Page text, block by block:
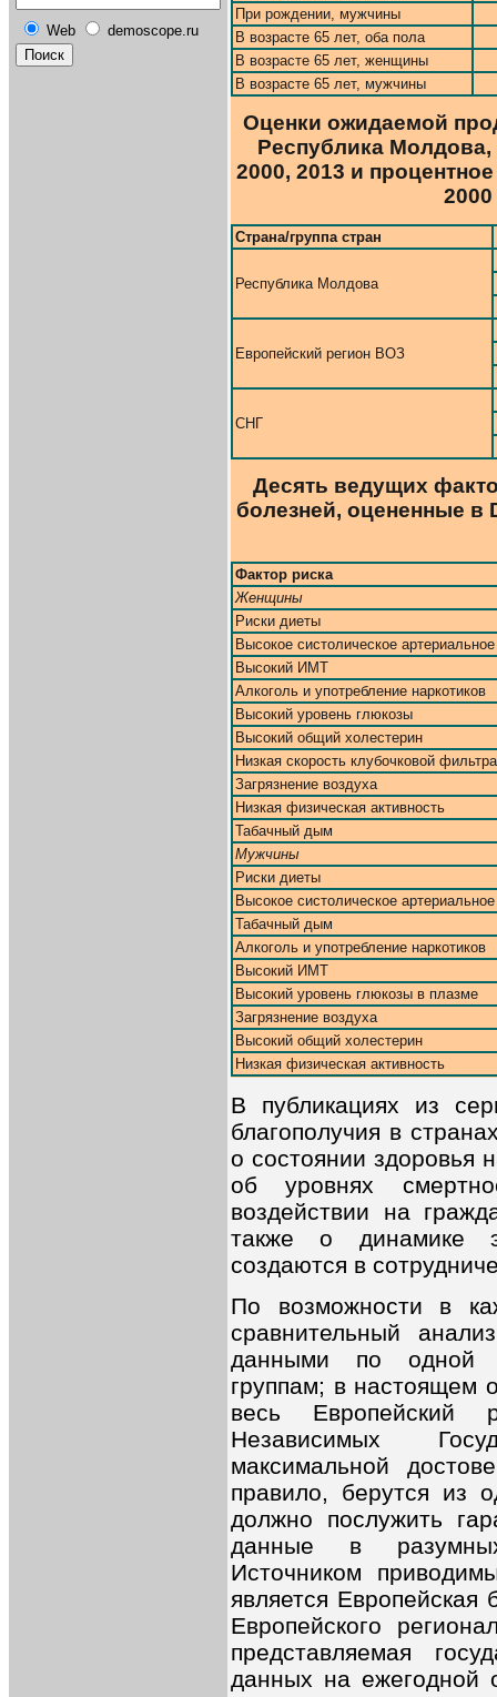
Web demoscope.ru
При рождении, мужчины
В возрасте 65 лет, оба пола
В возрасте 65 лет, женщины
В возрасте 65 лет, мужчины
Оценки ожидаемой
Республика
2000, 2013 и
Страна/группа стран
Республика Молдова
Европейский регион ВОЗ
СНГ
Десять ведущих
болезней, оцененные в
Фактор риска
Женщины
Риски диеты
Высокое систолическое
Высокий ИМТ
Алкоголь и употребление наркотиков
Высокий уровень глюкозы
Высокий общий холестерин
Низкая скорость клубочковой
Загрязнение воздуха
Низкая физическая активность
Табачный дым
Мужчины
Риски диеты
Высокое систолическое
Табачный дым
Алкоголь и употребление наркотиков
Высокий ИМТ
Высокий уровень глюкозы в плазме
Загрязнение воздуха
Высокий общий холестерин
Низкая физическая активность
В публикациях из
благополучия в
о состоянии здоровья
об уровнях
воздействии на
также о динамике
создаются в
По возможности в
сравнительный
данными по одной
группам; в настоящем
весь
Независимых
максимальной
правило, берутся из
должно послужить
данные в
Источником
является
Европейского
представляемая
данных на ежегодной